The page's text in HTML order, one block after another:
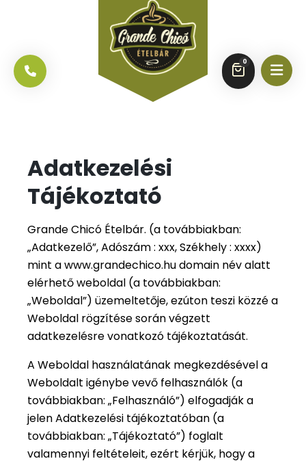
0
Adatkezelési
Tájékoztató
Grande Chicó Ételbár. (a továbbiakban:
„Adatkezelő”, Adószám : xxx, Székhely : xxxx)
mint a www.grandechico.hu domain név alatt
elérhető weboldal (a továbbiakban:
„Weboldal”) üzemeltetője, ezúton teszi közzé a
Weboldal rögzítése során végzett
adatkezelésre vonatkozó tájékoztatását.
A Weboldal használatának megkezdésével a
Weboldalt igénybe vevő felhasználók (a
továbbiakban: „Felhasználó”) elfogadják a
jelen Adatkezelési tájékoztatóban (a
továbbiakban: „Tájékoztató”) foglalt
valamennyi feltételeit, ezért kérjük, hogy a